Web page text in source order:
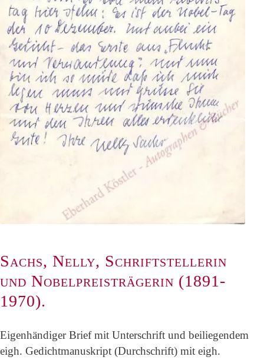
Sachs, Nelly, Schriftstellerin
und Nobelpreisträgerin (1891-
1970).
Eigenhändiger Brief mit Unterschrift und beiliegendem
eigh. Gedichtmanuskript (Durchschrift) mit eigh.